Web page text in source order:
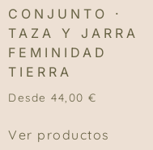
CONJUNTO ·
TAZA Y JARRA
FEMINIDAD
TIERRA
Desde 44,00 €
Ver productos